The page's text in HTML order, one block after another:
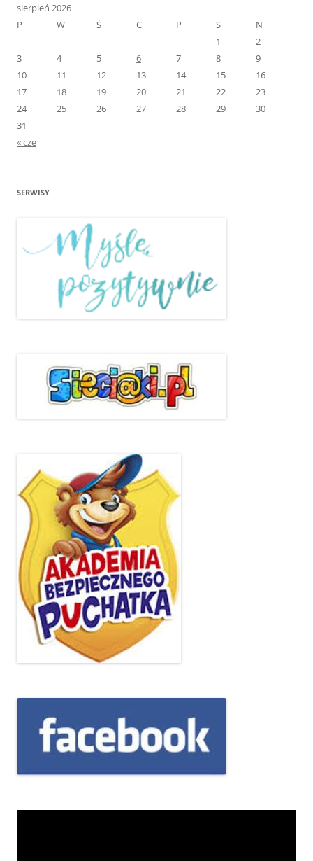
sierpień 2026
P
W Ś C P S
N
1
2
3
4 5 6 7 8
9
10
11 12 13 14 15
16
17
18 19 20 21 22
23
24
25 26 27 28 29
30
31
« cze
SERWISY
Odtwarzacz